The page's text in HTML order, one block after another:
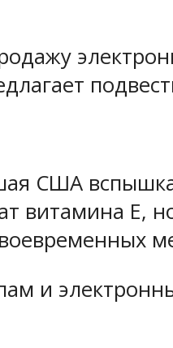
США
витамина Е,
и